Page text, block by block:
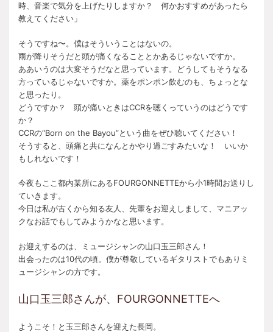
時、音楽で気分を上げたりしますか？ 何かおすすめがあったら
教えてください」
そうですね〜。僕はそういうことはないの。
雨が降りそうだと頭が痛くなることとかあるじゃないですか。
ああいうのは大変そうだなと思っています。どうしてもそうなる
方っているじゃないですか。薬をポンポン飲むのも、ちょっとな
と思ったり。
どうですか？ 頭が痛いときはCCRを聴くっていうのはどうです
か？
CCRの“Born on the Bayou”という曲をぜひ聴いてください！
そうすると、頭痛と共になんとかやり過ごすみたいな！ いいか
もしれないです！
今夜もここ都内某所にあるFOURGONNETTEから小1時間お送りし
ていきます。
今日は私が古くから知る友人、先輩をお迎えしまして、マニアッ
クなお話でもしてみようかなと思います。
お迎えするのは、ミュージシャンの山口玉三郎さん！
出会ったのは10代の頃。僕が尊敬しているギタリストでもありミ
ュージシャンの方です。
山口玉三郎さんが、FOURGONNETTEへ
ようこそ！と玉三郎さんを迎えた長岡。